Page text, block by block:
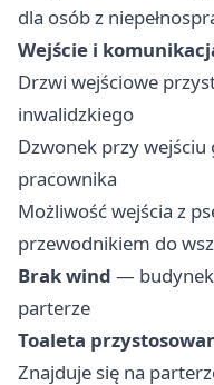
dla osób z
Wejście i
Drzwi wejściowe
inwalidzkiego
Dzwonek przy wejściu
pracownika
Możliwość wejścia z
przewodnikiem do
Brak wind — budynek
parterze
Toaleta
Znajduje się na